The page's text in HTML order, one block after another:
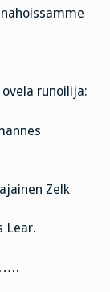
runoilija:
Zelk
Lear.